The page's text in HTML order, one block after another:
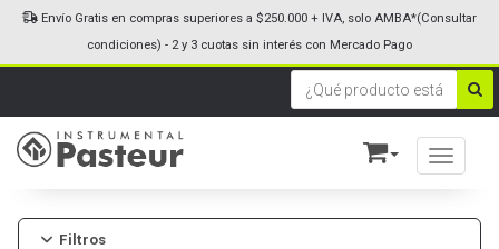
Toggle
Envío Gratis en compras superiores a $250.000 + IVA, solo AMBA*(Consultar
condiciones) - 2 y 3 cuotas sin interés con Mercado Pago
Filtros